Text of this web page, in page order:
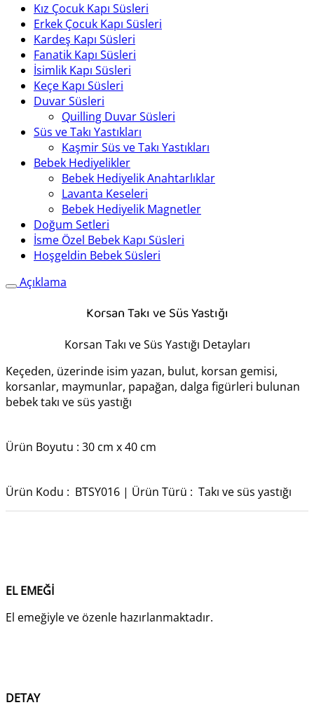
Kız Çocuk Kapı Süsleri
Erkek Çocuk Kapı Süsleri
Kardeş Kapı Süsleri
Fanatik Kapı Süsleri
İsimlik Kapı Süsleri
Keçe Kapı Süsleri
Duvar Süsleri
Quilling Duvar Süsleri
Süs ve Takı Yastıkları
Kaşmir Süs ve Takı Yastıkları
Bebek Hediyelikler
Bebek Hediyelik Anahtarlıklar
Lavanta Keseleri
Bebek Hediyelik Magnetler
Doğum Setleri
İsme Özel Bebek Kapı Süsleri
Hoşgeldin Bebek Süsleri
Açıklama
Korsan Takı ve Süs Yastığı
Korsan Takı ve Süs Yastığı Detayları
Keçeden, üzerinde isim yazan, bulut, korsan gemisi,
korsanlar, maymunlar, papağan, dalga figürleri bulunan
bebek takı ve süs yastığı
Ürün Boyutu : 30 cm x 40 cm
Ürün Kodu : BTSY016 | Ürün Türü : Takı ve süs yastığı
EL EMEĞİ
El emeğiyle ve özenle hazırlanmaktadır.
DETAY